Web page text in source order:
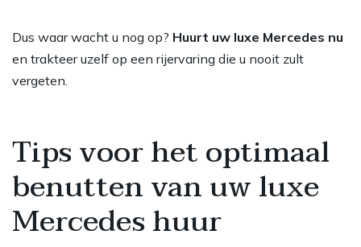
Dus waar wacht u nog op? Huurt uw luxe Mercedes nu
en trakteer uzelf op een rijervaring die u nooit zult
vergeten.
Tips voor het optimaal
benutten van uw luxe
Mercedes huur